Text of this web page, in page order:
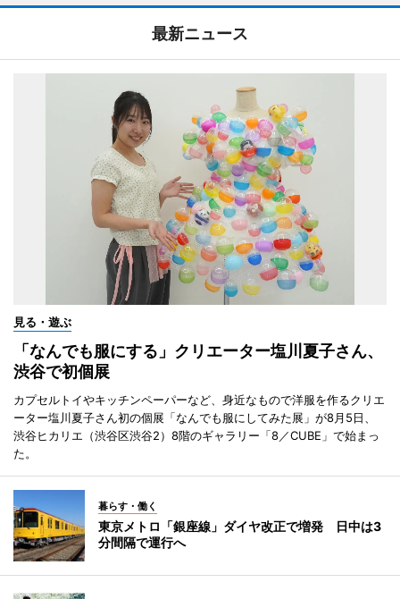
最新ニュース
見る・遊ぶ
「なんでも服にする」クリエーター塩川夏子さん、
渋谷で初個展
カプセルトイやキッチンペーパーなど、身近なもので洋服を作るクリエ
ーター塩川夏子さん初の個展「なんでも服にしてみた展」が8月5日、
渋谷ヒカリエ（渋谷区渋谷2）8階のギャラリー「8／CUBE」で始まっ
た。
暮らす・働く
東京メトロ「銀座線」ダイヤ改正で増発 日中は3
分間隔で運行へ